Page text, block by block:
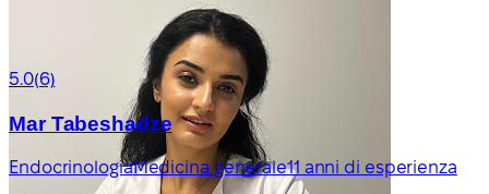
5.0(6)
Mar Tabeshadze
EndocrinologiaMedicina generale11 anni di esperienza